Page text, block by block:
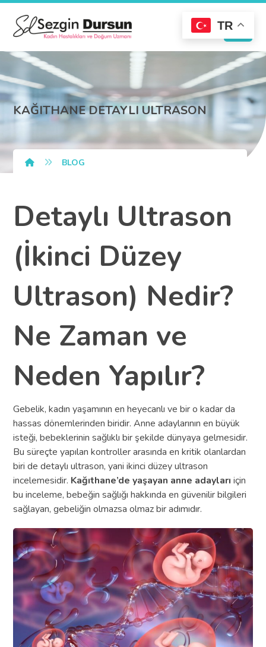
KAĞITHANE DETAYLI ULTRASON
BLOG
Detaylı Ultrason
(İkinci Düzey
Ultrason) Nedir?
Ne Zaman ve
Neden Yapılır?
Gebelik, kadın yaşamının en heyecanlı ve bir o kadar da
hassas dönemlerinden biridir. Anne adaylarının en büyük
isteği, bebeklerinin sağlıklı bir şekilde dünyaya gelmesidir.
Bu süreçte yapılan kontroller arasında en kritik olanlardan
biri de detaylı ultrason, yani ikinci düzey ultrason
incelemesidir. Kağıthane’de yaşayan anne adayları için
bu inceleme, bebeğin sağlığı hakkında en güvenilir bilgileri
sağlayan, gebeliğin olmazsa olmaz bir adımıdır.
TR